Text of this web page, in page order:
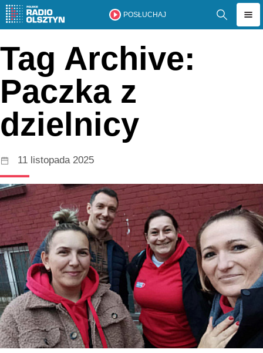
POSŁUCHAJ
Tag Archive:
Paczka z
dzielnicy
11 listopada 2025